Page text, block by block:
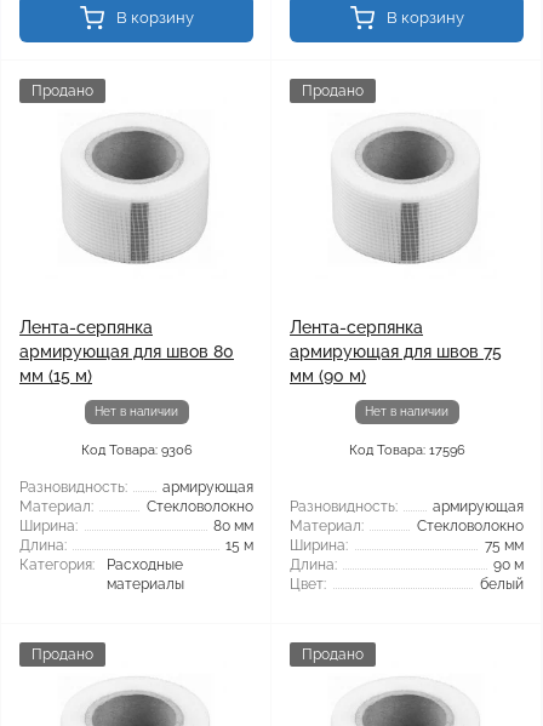
В корзину В корзину
Продано
Лента-серпянка
армирующая для швов 80
мм (15 м)
Нет в наличии
Код Товара: 9306
Разновидность:
армирующая
Материал:
Стекловолокно
Ширина:
80 мм
Длина:
15 м
Категория:
Расходные
материалы
Продано
Лента-серпянка
армирующая для швов 75
мм (90 м)
Нет в наличии
Код Товара: 17596
Разновидность:
армирующая
Материал:
Стекловолокно
Ширина:
75 мм
Длина:
90 м
Цвет:
белый
Продано Продано